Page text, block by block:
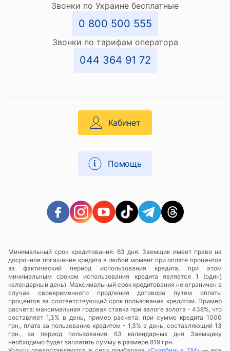
Звонки по Украине бесплатные
0 800 500 555
Звонки по тарифам оператора
044 364 91 72
Кабинет
Помощь
Минимальный срок кредитования: 63 дня. Заемщик имеет право на
досрочное погашение кредита в любой момент при оплате процентов
за фактический период использования кредита, при этом
минимальным сроком использования кредита является 1 (один)
календарный день). Максимальный срок кредитования не ограничен в
случае своевременного продления договора путем оплаты
процентов за соответствующий срок пользования кредитом. Пример
расчета: максимальная годовая ставка при залоге золота - 438%, что
составляет 1,3% в день, пример расчета: при сумме кредита 1000
грн., плата за пользование кредитом - 1,3% в день, составляющий 13
грн., за период пользования 63 календарных дня Заемщику
необходимо будет заплатить сумму в размере 819 грн.